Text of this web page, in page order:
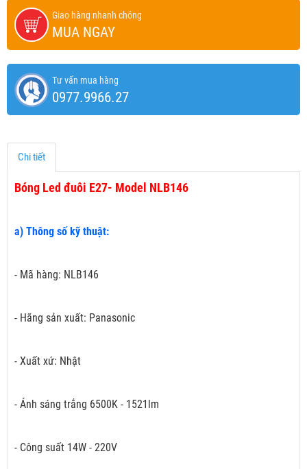
Giao hàng nhanh chóng
MUA NGAY
Tư vấn mua hàng
0977.9966.27
Chi tiết
Bóng Led đuôi E27- Model NLB146
a) Thông số kỹ thuật:
- Mã hàng: NLB146
- Hãng sản xuất: Panasonic
- Xuất xứ: Nhật
- Ánh sáng trắng 6500K - 1521lm
- Công suất 14W - 220V